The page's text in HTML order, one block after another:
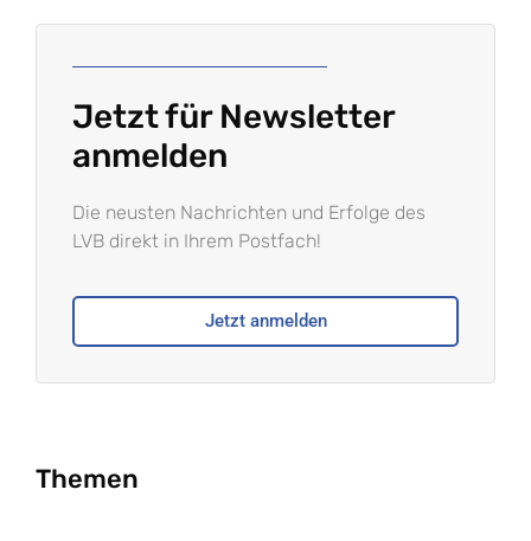
Jetzt für Newsletter
anmelden
Die neusten Nachrichten und Erfolge des
LVB direkt in Ihrem Postfach!
Jetzt anmelden
Themen